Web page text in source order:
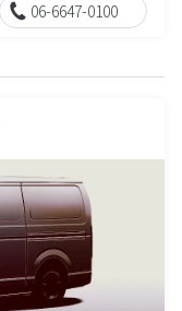
06-6647-0100